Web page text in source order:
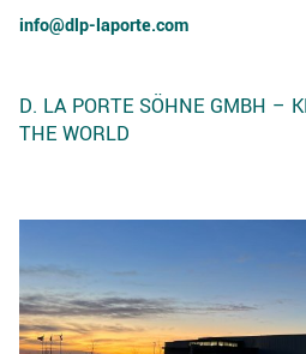
info@dlp-laporte.com
D. LA PORTE SÖHNE GMBH –
THE WORLD